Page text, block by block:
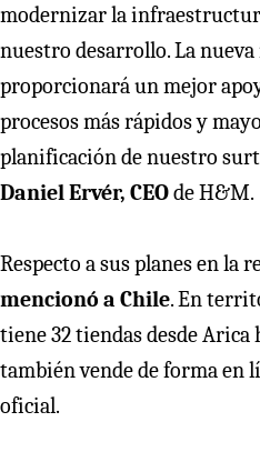
modernizar la
nuestro desarrollo. La
proporcionará un mejor
procesos más rápidos y
planificación de nuestro
Daniel Ervér, CEOde H&M.
Respecto a sus planes en la
mencionó a Chile. En
tiene 32 tiendas desde
también vende de forma en
oficial.